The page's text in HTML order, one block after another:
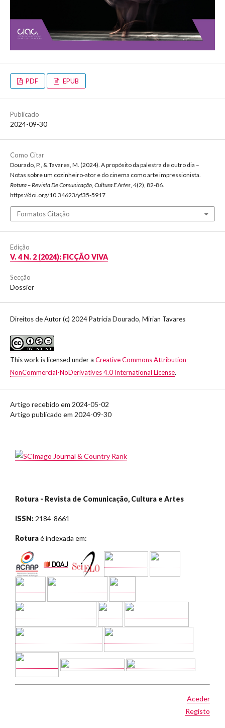
PDF EPUB
Publicado
2024-09-30
Como Citar
Dourado, P., & Tavares, M. (2024). A propósito da palestra de outro dia –
Notas sobre um cozinheiro-ator e do cinema como arte impressionista.
Rotura – Revista De Comunicação, Cultura E Artes, 4(2), 82-86.
https://doi.org/10.34623/yf35-5917
Formatos Citação
Edição
V. 4 N. 2 (2024): FICÇÃO VIVA
Secção
Dossier
Direitos de Autor (c) 2024 Patrícia Dourado, Mirian Tavares
This work is licensed under a Creative Commons Attribution-
NonCommercial-NoDerivatives 4.0 International License.
Artigo recebido em 2024-05-02
Artigo publicado em 2024-09-30
Rotura - Revista de Comunicação, Cultura e Artes
ISSN: 2184-8661
Roturaé indexada em:
Aceder
Registo